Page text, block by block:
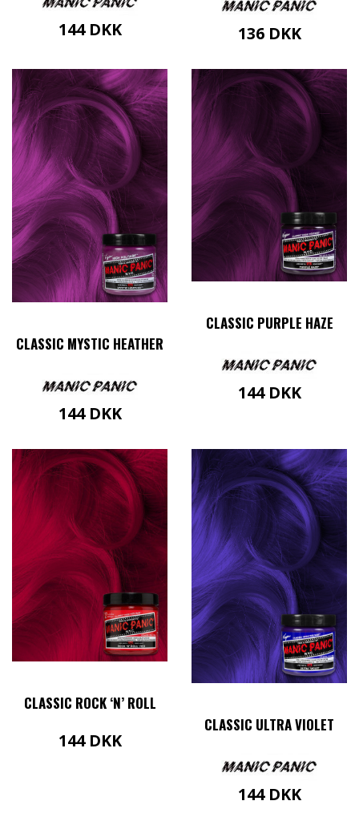
144 DKK 136 DKK
CLASSIC MYSTIC HEATHER
144 DKK
CLASSIC PURPLE HAZE
144 DKK
CLASSIC ROCK ‘N’ ROLL
144 DKK
CLASSIC ULTRA VIOLET
144 DKK